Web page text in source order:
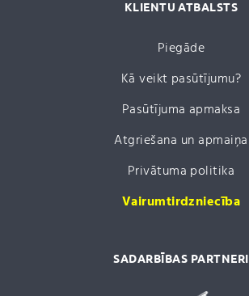
KLIENTU ATBALSTS
Piegāde
Kā veikt pasūtījumu?
Pasūtījuma apmaksa
Atgriešana un apmaiņa
Privātuma politika
Vairumtirdzniecība
SADARBĪBAS PARTNERI